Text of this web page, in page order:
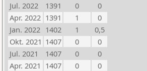
Jul. 2022
1391 0
0
Apr. 2022 1391 1
0
Jan. 2022 1402 1
0,5
Okt. 2021 1407 0
0
Jul. 2021
1407 0
0
Apr. 2021 1407 0
0